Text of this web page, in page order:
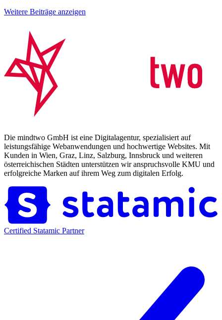
Weitere Beiträge anzeigen
Die mindtwo GmbH ist eine Digitalagentur, spezialisiert auf
leistungsfähige Webanwendungen und hochwertige Websites. Mit
Kunden in Wien, Graz, Linz, Salzburg, Innsbruck und weiteren
österreichischen Städten unterstützen wir anspruchsvolle KMU und
erfolgreiche Marken auf ihrem Weg zum digitalen Erfolg.
Certified Statamic Partner